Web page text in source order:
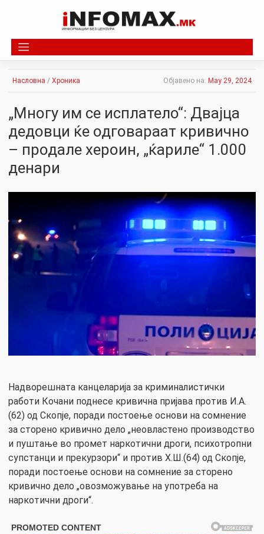
Насловна / Хроника Објавено на: May 29, 2024
„Многу им се исплатело“: Двајца
дедовци ќе одговараат кривично
– продале хероин, „ќариле“ 1.000
денари
Надворешната канцеларија за криминалистички
работи Кочани поднесе кривична пријава против И.А.
(62) од Скопје, поради постоење основи на сомнение
за сторено кривично дело „неовластено производство
и пуштање во промет наркотични дроги, психотропни
супстанци и прекурзори“ и против Х.Ш.(64) од Скопје,
поради постоење основи на сомнение за сторено
кривично дело „овозможување на употреба на
наркотични дроги“.